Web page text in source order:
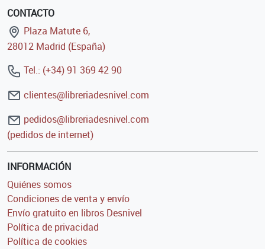
CONTACTO
Plaza Matute 6,
28012 Madrid (España)
Tel.: (+34) 91 369 42 90
clientes@libreriadesnivel.com
pedidos@libreriadesnivel.com
(pedidos de internet)
INFORMACIÓN
Quiénes somos
Condiciones de venta y envío
Envío gratuito en libros Desnivel
Política de privacidad
Política de cookies